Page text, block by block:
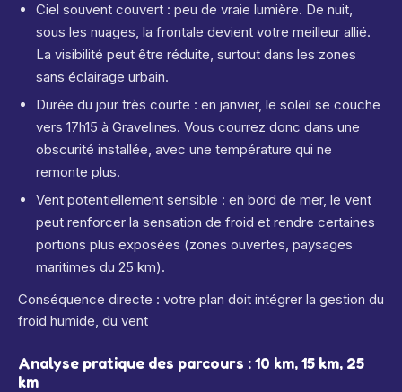
Ciel souvent couvert : peu de vraie lumière. De nuit,
sous les nuages, la frontale devient votre meilleur allié.
La visibilité peut être réduite, surtout dans les zones
sans éclairage urbain.
Durée du jour très courte : en janvier, le soleil se couche
vers 17h15 à Gravelines. Vous courrez donc dans une
obscurité installée, avec une température qui ne
remonte plus.
Vent potentiellement sensible : en bord de mer, le vent
peut renforcer la sensation de froid et rendre certaines
portions plus exposées (zones ouvertes, paysages
maritimes du 25 km).
Conséquence directe : votre plan doit intégrer la gestion du
froid humide, du vent
Analyse pratique des parcours : 10 km, 15 km, 25
km